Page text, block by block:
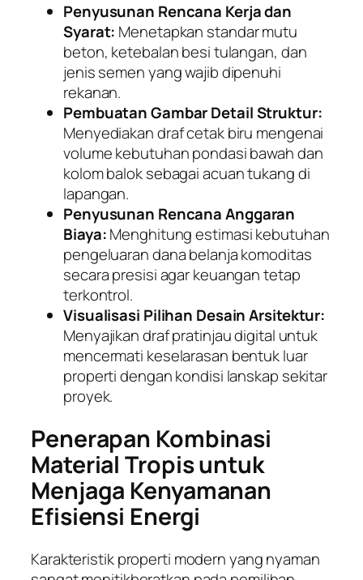
Penyusunan Rencana Kerja dan
Syarat: Menetapkan standar mutu
beton, ketebalan besi tulangan, dan
jenis semen yang wajib dipenuhi
rekanan.
Pembuatan Gambar Detail Struktur:
Menyediakan draf cetak biru mengenai
volume kebutuhan pondasi bawah dan
kolom balok sebagai acuan tukang di
lapangan.
Penyusunan Rencana Anggaran
Biaya:Menghitung estimasi kebutuhan
pengeluaran dana belanja komoditas
secara presisi agar keuangan tetap
terkontrol.
Visualisasi Pilihan Desain Arsitektur:
Menyajikan draf pratinjau digital untuk
mencermati keselarasan bentuk luar
properti dengan kondisi lanskap sekitar
proyek.
Penerapan Kombinasi
Material Tropis untuk
Menjaga Kenyamanan
Efisiensi Energi
Karakteristik properti modern yang nyaman